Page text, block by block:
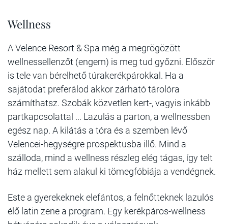
Wellness
A Velence Resort & Spa még a megrögözött
wellnessellenzőt (engem) is meg tud győzni. Először
is tele van bérelhető túrakerékpárokkal. Ha a
sajátodat preferálod akkor zárható tárolóra
számíthatsz. Szobák közvetlen kert-, vagyis inkább
partkapcsolattal ... Lazulás a parton, a wellnessben
egész nap. A kilátás a tóra és a szemben lévő
Velencei-hegységre prospektusba illő. Mind a
szálloda, mind a wellness részleg elég tágas, így telt
ház mellett sem alakul ki tömegfóbiája a vendégnek.
Este a gyerekeknek elefántos, a felnőtteknek lazulós
élő latin zene a program. Egy kerékpáros-wellness